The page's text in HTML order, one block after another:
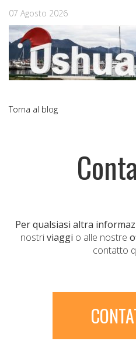
07 Agosto 2026
Torna al blog
Per qualsiasi altra
nostriviaggi o alle nostre
contatto